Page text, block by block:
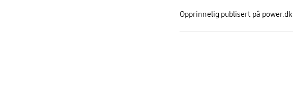
Opprinnelig publisert på power.dk